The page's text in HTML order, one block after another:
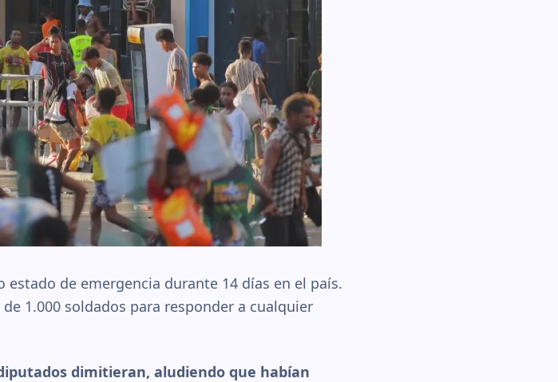
de emergencia durante 14 días en el país.
1.000 soldados para responder a cualquier
dimitieran, aludiendo que habían